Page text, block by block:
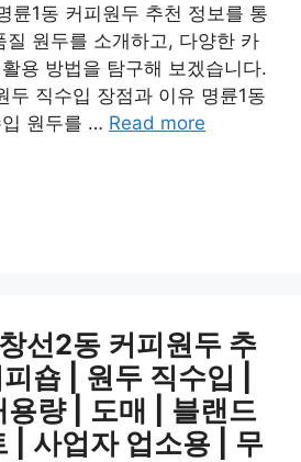
륜1동 커피원두 추천 정보를 통
질 원두를 소개하고, 다양한 카
용 방법을 탐구해 보겠습니다.
두 직수입 장점과 이유 명륜1동
원두를 … Read more
선2동 커피원두 추
숍 | 원두 직수입 |
용량 | 도매 | 블랜드
| 사업자 업소용 | 무